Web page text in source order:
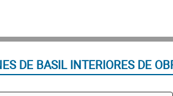
DE BASIL INTERIORES DE